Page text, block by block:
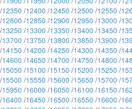
/12350 /12400 /12450 /12500 /12550 /
/12800 /12850 /12900 /12950 /13000 /
/13250 /13300 /13350 /13400 /13450 /
/13700 /13750 /13800 /13850 /13900 /
/14150 /14200 /14250 /14300 /14350 /
/14600 /14650 /14700 /14750 /14800 /
/15050 /15100 /15150 /15200 /15250 /
/15500 /15550 /15600 /15650 /15700 /
/15950 /16000 /16050 /16100 /16150 /
/16400 /16450 /16500 /16550 /16600 /